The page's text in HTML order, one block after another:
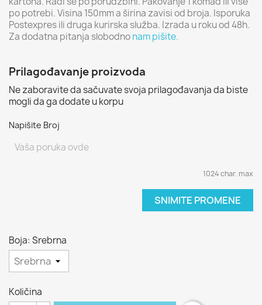
po potrebi. Visina 150mm a širina zavisi od broja. Isporuka
Postexpres ili druga kurirska služba. Izrada u roku od 48h.
Za dodatna pitanja slobodnonam pišite.
Prilagođavanje proizvoda
Ne zaboravite da sačuvate svoja prilagođavanja da biste
mogli da ga dodate u korpu
Napišite Broj
1024 char. max
SNIMITE PROMENE
Boja: Srebrna
Količina